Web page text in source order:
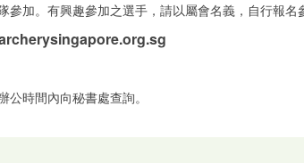
加。有興趣參加之選手，請以屬會名義，自行報名
時間內向秘書處查詢。